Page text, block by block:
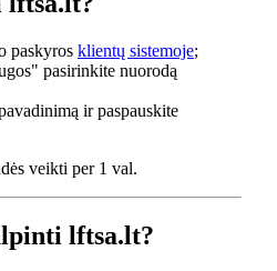
paskyros klientų sistemoje;
pasirinkite nuorodą
ir paspauskite
veikti per 1 val.
lftsa.lt?